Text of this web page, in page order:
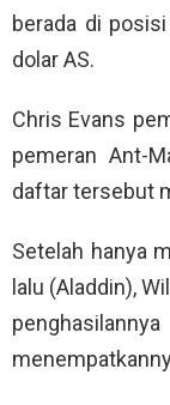
berada di
dolar AS.
Chris Evans
pemeran Ant-
daftar tersebut
Setelah hanya
lalu (Aladdin),